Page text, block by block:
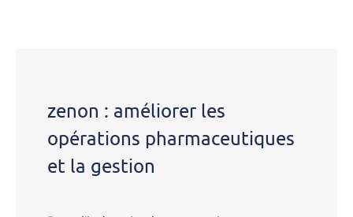
zenon : améliorer les
opérations pharmaceutiques
et la gestion